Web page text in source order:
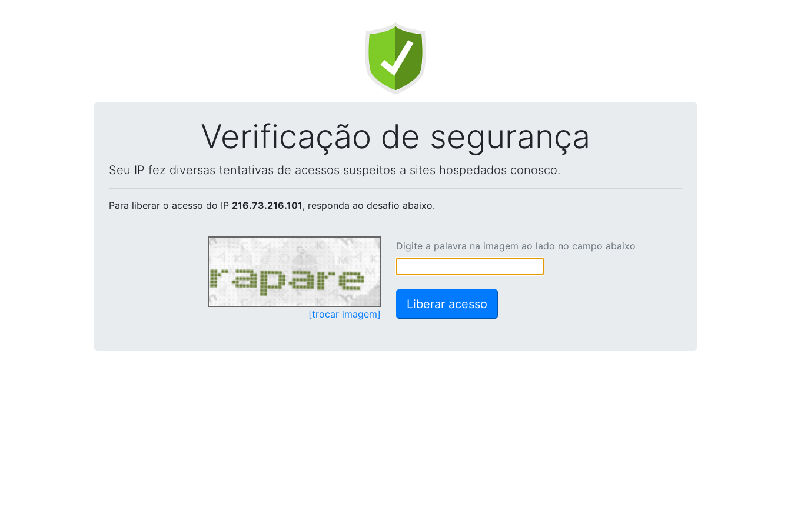
Verificação de segurança
Seu IP fez diversas tentativas de acessos suspeitos a sites hospedados conosco.
Para liberar o acesso do IP 216.73.216.101, responda ao desafio abaixo.
[trocar imagem]
Digite a palavra na imagem ao lado no campo abaixo